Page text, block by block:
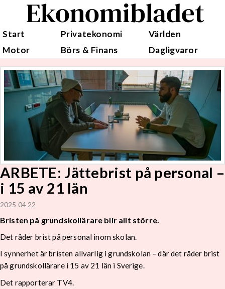
Ekonomibladet
Start Privatekonomi
Världen
Motor
Börs & Finans Dagligvaror
ARBETE: Jättebrist på personal –
i 15 av 21 län
2025 04 22
Bristen på grundskollärare blir allt större.
Det råder brist på personal inom skolan.
I synnerhet är bristen allvarlig i grundskolan – där det råder brist
på grundskollärare i 15 av 21 län i Sverige.
Det rapporterar TV4.